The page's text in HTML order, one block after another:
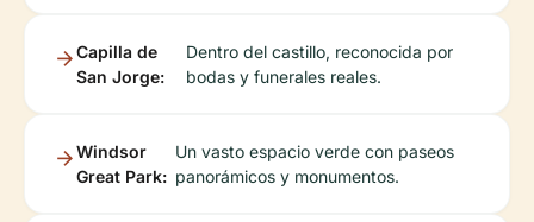
Capilla de
San Jorge:
Dentro del castillo, reconocida por
bodas y funerales reales.
Windsor
Great Park:
Un vasto espacio verde con paseos
panorámicos y monumentos.